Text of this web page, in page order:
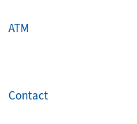
ATM
Contact